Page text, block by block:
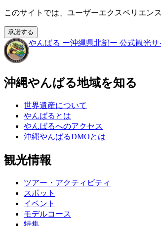
このサイトでは、ユーザーエクスペリエン
承諾する
やんばる ー沖縄県北部ー 公式観光サ
沖縄やんばる地域を知る
世界遺産について
やんばるとは
やんばるへのアクセス
沖縄やんばるDMOとは
観光情報
ツアー・アクティビティ
スポット
イベント
モデルコース
特集